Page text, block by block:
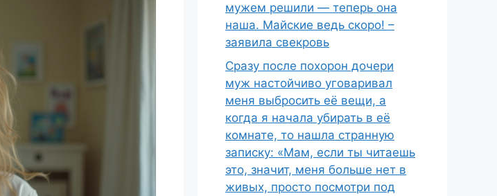
мужем решили — теперь она
наша. Майские ведь скоро! –
заявила свекровь
Сразу после похорон дочери
муж настойчиво уговаривал
меня выбросить её вещи, а
когда я начала убирать в её
комнате, то нашла странную
записку: «Мам, если ты читаешь
это, значит, меня больше нет в
живых, просто посмотри под